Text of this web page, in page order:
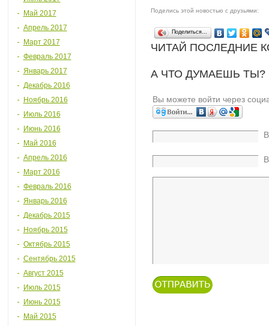
Май 2017
Апрель 2017
Март 2017
Февраль 2017
Январь 2017
Декабрь 2016
Ноябрь 2016
Июль 2016
Июнь 2016
Май 2016
Апрель 2016
Март 2016
Февраль 2016
Январь 2016
Декабрь 2015
Ноябрь 2015
Октябрь 2015
Сентябрь 2015
Август 2015
Июль 2015
Июнь 2015
Май 2015
Поделись этой новостью с друзьями:
Поделиться…
ЧИТАЙ ПОСЛЕДНИЕ
А ЧТО ДУМАЕШЬ
Вы можете войти через